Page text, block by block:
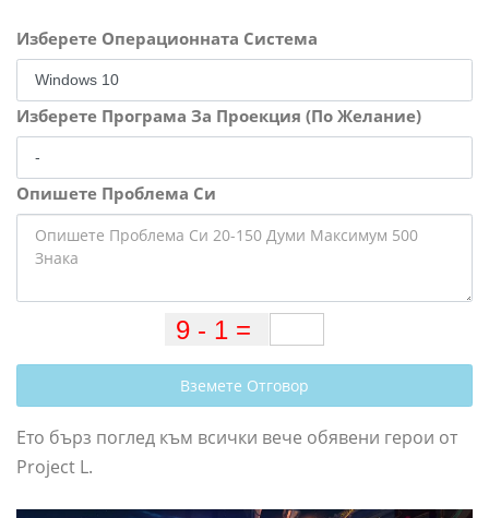
Изберете Операционната Система
Изберете Програма За Проекция (По Желание)
Опишете Проблема Си
Вземете Отговор
Ето бърз поглед към всички вече обявени герои от
Project L.